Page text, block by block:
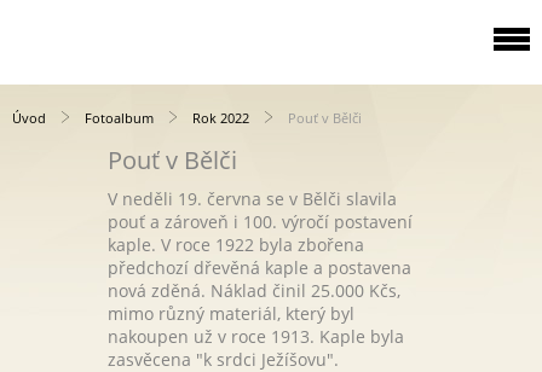
Úvod Fotoalbum Rok 2022 Pouť v Bělči
Pouť v Bělči
V neděli 19. června se v Bělči slavila
pouť a zároveň i 100. výročí postavení
kaple. V roce 1922 byla zbořena
předchozí dřevěná kaple a postavena
nová zděná. Náklad činil 25.000 Kčs,
mimo různý materiál, který byl
nakoupen už v roce 1913. Kaple byla
zasvěcena "k srdci Ježíšovu".